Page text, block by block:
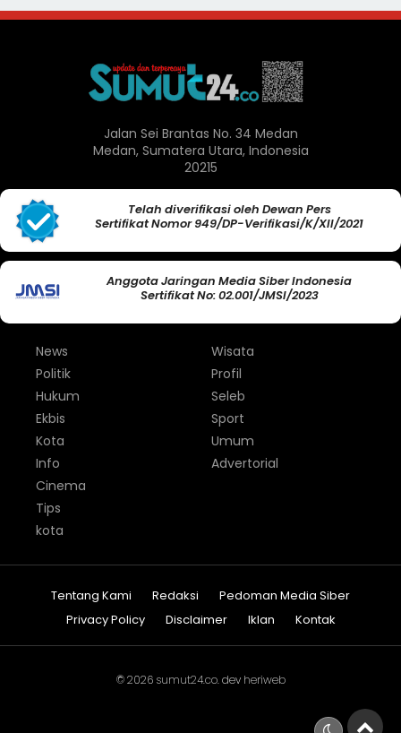
Jalan Sei Brantas No. 34 Medan
Medan, Sumatera Utara, Indonesia
20215
Telah diverifikasi oleh Dewan Pers
Sertifikat Nomor 949/DP-Verifikasi/K/XII/2021
Anggota Jaringan Media Siber Indonesia
Sertifikat No: 02.001/JMSI/2023
News
Politik
Hukum
Ekbis
Kota
Info
Wisata
Profil
Seleb
Sport
Umum
Advertorial
Cinema
Tips
kota
Tentang Kami Redaksi
Pedoman Media Siber
Privacy Policy
Disclaimer Iklan Kontak
© 2026 sumut24.co. dev heriweb